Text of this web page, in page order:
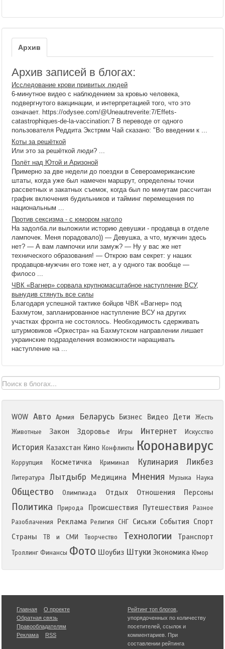
Архив
Архив записей в блогах:
Исследование крови привитых людей
6-минутное видео с наблюдением за кровью человека,
подвергнутого вакцинации, и интерпретацией того, что это
означает. https://odysee.com/@Uneautreverite:7/Effets-
catastrophiques-de-la-vaccination:7 В переводе от одного
пользователя Реддита Экстрмм Чай сказано: "Во введении к ...
Коты за решёткой
Или это за решёткой люди? ...
Полёт над Ютой и Аризоной
Примерно за две недели до поездки в Североамериканские
штаты, когда уже был намечен маршрут, определены точки
рассветных и закатных съемок, когда был по минутам рассчитан
график включения будильников и тайминг перемещения по
национальным ...
Против сексизма - с юмором наголо
На задолба.ли выложили историю девушки - продавца в отделе
лампочек. Меня порадовало)) — Девушка, а что, мужчин здесь
нет? — А вам лампочки или замуж? — Ну у вас же нет
технического образования! — Открою вам секрет: у наших
продавцов-мужчин его тоже нет, а у одного так вообще —
филосо ...
ЧВК «Вагнер» сорвала крупномасштабное наступление ВСУ,
вынудив стянуть все силы
Благодаря успешной тактике бойцов ЧВК «Вагнер» под
Бахмутом, запланированное наступление ВСУ на других
участках фронта не состоялось. Необходимость сдерживать
штурмовиков «Оркестра» на Бахмутском направлении лишает
украинские подразделения возможности наращивать
наступление на ...
WOW Авто Армия Беларусь Бизнес Видео Дети
Жесть
Животные
Закон Здоровье Игры Интернет Искусство
История Казахстан Кино Конфликты Коронавирус
Коррупция Косметичка Криминал Кулинария Ликбез
Литература Лытдыбр Медицина Мнения Музыка Наука
Общество Олимпиада Отдых Отношения Персоны
Политика Природа Происшествия Путешествия
Разное
Разоблачения
Реклама Религия СНГ Сиськи События Спорт
Страны
ТВ и СМИ Творчество Технологии Транспорт
Троллинг Финансы Фото Шоубиз Штуки Экономика Юмор
Главная
О проекте
Обратная связь
Правообладателям
Реклама
RSS
Рейтинг топ блогов
упорядоченных по количеству
посетителей, ссылок и
комментариев. При
составлении рейтинга